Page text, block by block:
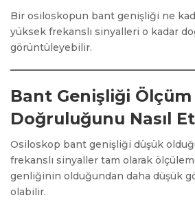
Bir osiloskopun bant genişliği ne
yüksek frekanslı sinyalleri o kadar
görüntüleyebilir.
Bant Genişliği Ölçüm
Doğruluğunu Nasıl
Osiloskop bant genişliği düşük
frekanslı sinyaller tam olarak
genliğinin olduğundan daha düşük
olabilir.